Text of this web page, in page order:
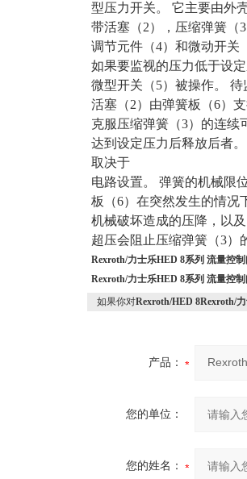
型压力开关。
它主要由外
带活塞（2），压缩弹簧（
调节元件（4）和微动开关
如果要监视的压力低于设
微型开关（5）被操作。
活塞（2）由弹簧板（6）
克服压缩弹簧（3）的连续
达到设定压力后释放后者。
取决于
电路设置。
弹簧的机械限
板（6）在突然发生的情况
机械破坏造成的压降，以及
超压会阻止压缩弹簧（3）
Rexroth/力士乐HED 8系列 流量控
Rexroth/力士乐HED 8系列 流量控
如果你对Rexroth/HED 8Rexroth/
产品：
您的单位：
您的姓名：